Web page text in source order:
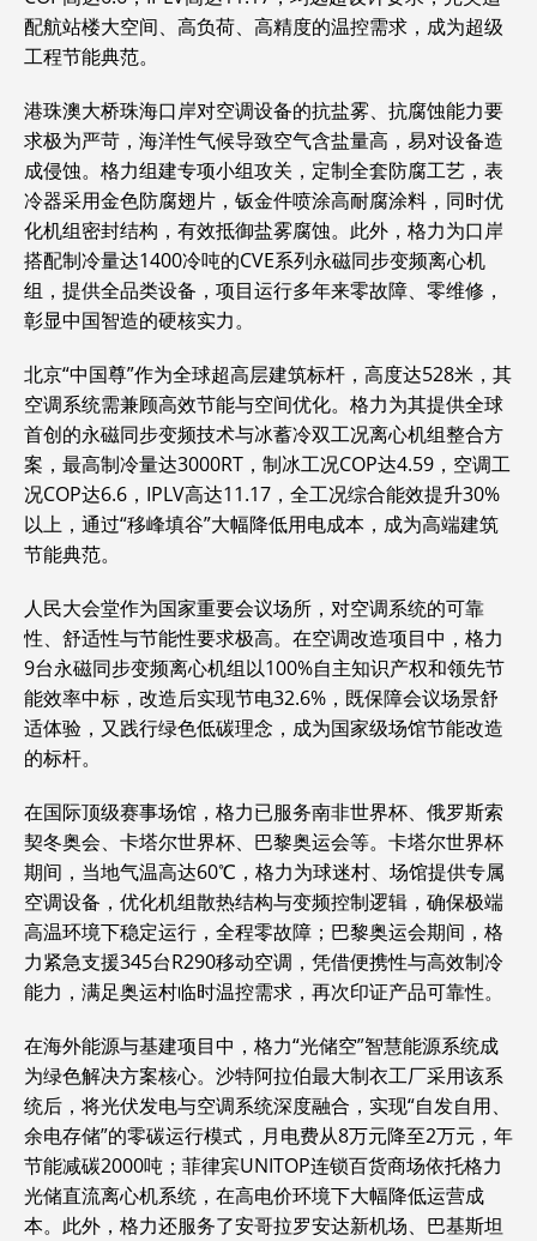
配航站楼大空间、高负荷、高精度的温控需求，成为超级
工程节能典范。
港珠澳大桥珠海口岸对空调设备的抗盐雾、抗腐蚀能力要
求极为严苛，海洋性气候导致空气含盐量高，易对设备造
成侵蚀。格力组建专项小组攻关，定制全套防腐工艺，表
冷器采用金色防腐翅片，钣金件喷涂高耐腐涂料，同时优
化机组密封结构，有效抵御盐雾腐蚀。此外，格力为口岸
搭配制冷量达1400冷吨的CVE系列永磁同步变频离心机
组，提供全品类设备，项目运行多年来零故障、零维修，
彰显中国智造的硬核实力。
北京“中国尊”作为全球超高层建筑标杆，高度达528米，其
空调系统需兼顾高效节能与空间优化。格力为其提供全球
首创的永磁同步变频技术与冰蓄冷双工况离心机组整合方
案，最高制冷量达3000RT，制冰工况COP达4.59，空调工
况COP达6.6，IPLV高达11.17，全工况综合能效提升30%
以上，通过“移峰填谷”大幅降低用电成本，成为高端建筑
节能典范。
人民大会堂作为国家重要会议场所，对空调系统的可靠
性、舒适性与节能性要求极高。在空调改造项目中，格力
9台永磁同步变频离心机组以100%自主知识产权和领先节
能效率中标，改造后实现节电32.6%，既保障会议场景舒
适体验，又践行绿色低碳理念，成为国家级场馆节能改造
的标杆。
在国际顶级赛事场馆，格力已服务南非世界杯、俄罗斯索
契冬奥会、卡塔尔世界杯、巴黎奥运会等。卡塔尔世界杯
期间，当地气温高达60℃，格力为球迷村、场馆提供专属
空调设备，优化机组散热结构与变频控制逻辑，确保极端
高温环境下稳定运行，全程零故障；巴黎奥运会期间，格
力紧急支援345台R290移动空调，凭借便携性与高效制冷
能力，满足奥运村临时温控需求，再次印证产品可靠性。
在海外能源与基建项目中，格力“光储空”智慧能源系统成
为绿色解决方案核心。沙特阿拉伯最大制衣工厂采用该系
统后，将光伏发电与空调系统深度融合，实现“自发自用、
余电存储”的零碳运行模式，月电费从8万元降至2万元，年
节能减碳2000吨；菲律宾UNITOP连锁百货商场依托格力
光储直流离心机系统，在高电价环境下大幅降低运营成
本。此外，格力还服务了安哥拉罗安达新机场、巴基斯坦